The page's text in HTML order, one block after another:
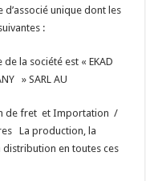
unique dont les
:
la société est « EKAD
» SARL AU
de fret et Importation /
La production, la
en toutes ces